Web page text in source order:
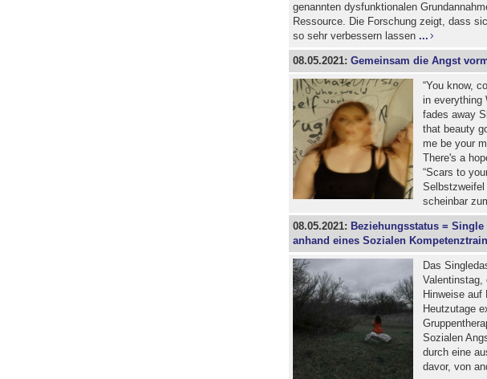
genannten dysfunktionalen
Ressource. Die Forschung zeigt, dass
so sehr verbessern lassen ...
08.05.2021: Gemeinsam die Angst
“You know,
in everything
fades away
that beauty
me be your
There's a
“Scars to
scheinbar
08.05.2021: Beziehungsstatus =
anhand eines Sozialen
Das
Valentinstag,
Hinweise auf
Heutzutage
Sozialen
durch eine
davor, von